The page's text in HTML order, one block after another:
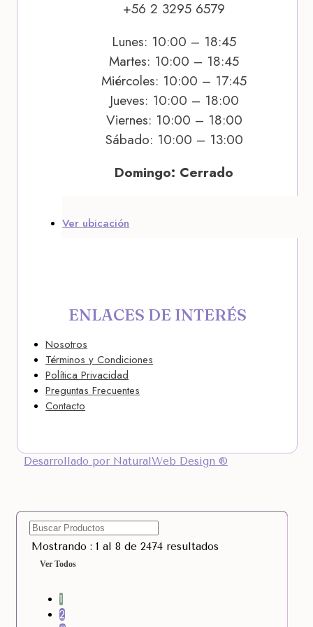
+56 2 3295 6579
Lunes: 10:00 – 18:45
Martes: 10:00 – 18:45
Miércoles: 10:00 – 17:45
Jueves: 10:00 – 18:00
Viernes: 10:00 – 18:00
Sábado: 10:00 – 13:00
Domingo: Cerrado
Ver ubicación
ENLACES DE INTERÉS
Nosotros
Términos y Condiciones
Política Privacidad
Preguntas Frecuentes
Contacto
Desarrollado por NaturalWeb Design ®
Mostrando : 1 al 8 de 2474 resultados
Ver Todos
1
2